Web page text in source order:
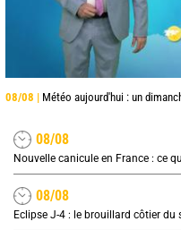
08/08 | Météo aujourd'hui : un
08/08
Nouvelle canicule en France : ce
08/08